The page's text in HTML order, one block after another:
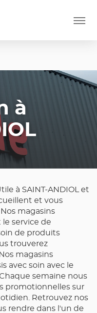
Menu
à
à SAINT-ANDIOL et
et vous
magasins
service de
de produits
trouverez
magasins
avec soin avec le
semaine nous
promotionnelles sur
Retrouvez nos
rendre dans l'un de